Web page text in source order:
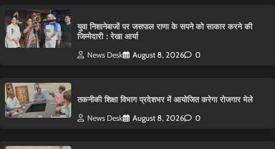
युवा निशानेबाजों पर जसपाल राणा के सपने को साकार करने की
जिम्मेदारी : रेखा आर्या
News Desk August 8, 2026 0
तकनीकी शिक्षा विभाग प्रदेशभर में आयोजित करेगा रोजगार मेले
News Desk August 8, 2026 0